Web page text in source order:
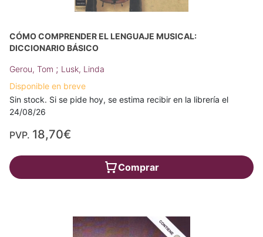
CÓMO COMPRENDER EL LENGUAJE MUSICAL:
DICCIONARIO BÁSICO
Gerou, Tom ; Lusk, Linda
Disponible en breve
Sin stock. Si se pide hoy, se estima recibir en la librería el
24/08/26
PVP. 18,70€
Comprar